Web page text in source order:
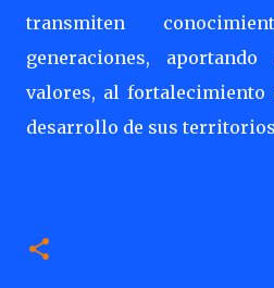
transmiten
generaciones,
valores, al
desarrollo de sus